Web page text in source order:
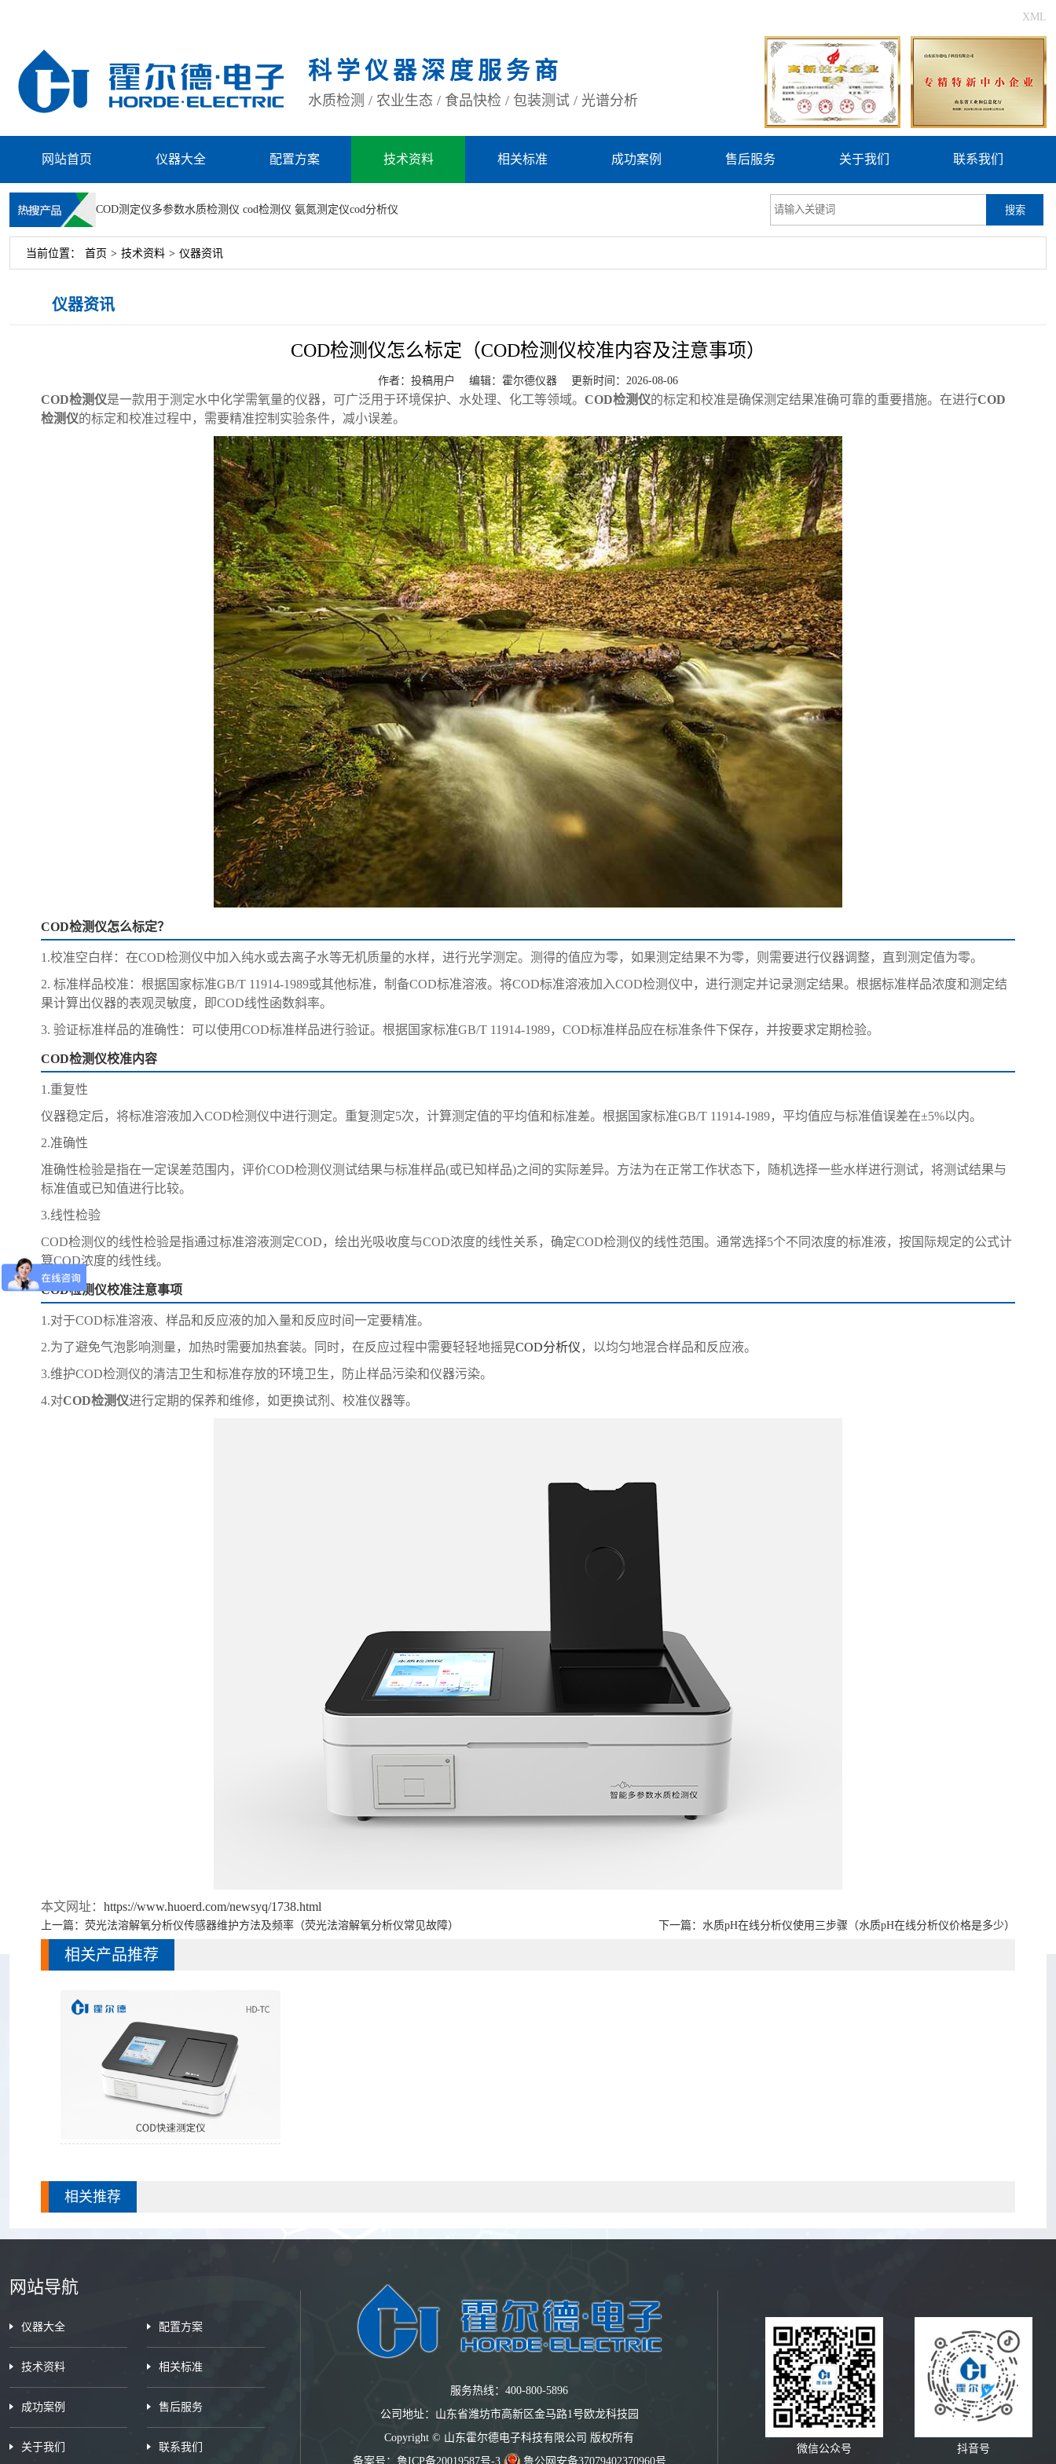
XML
科学仪器深度服务商
水质检测 / 农业生态 / 食品快检 / 包装测试 / 光谱分析
网站首页 仪器大全 配置方案 技术资料 相关标准 成功案例 售后服务 关于我们 联系我们
COD测定仪多参数水质检测仪 cod检测仪 氨氮测定仪cod分析仪 搜索
当前位置： 首页 > 技术资料 > 仪器资讯
仪器资讯
COD检测仪怎么标定（COD检测仪校准内容及注意事项）
作者：投稿用户 编辑： 霍尔德仪器 更新时间：2026-08-06
COD检测仪是一款用于测定水中化学需氧量的仪器，可广泛用于环境保护、水处理、化工等领域。 COD检测仪的标定和校准是确保测定结果准确可靠的重要措施。在进行COD
检测仪的标定和校准过程中，需要精准控制实验条件，减小误差。
COD检测仪怎么标定？
1.校准空白样：在COD检测仪中加入纯水或去离子水等无机质量的水样，进行光学测定。测得的值应为零，如果测定结果不为零，则需要进行仪器调整，直到测定值为零。
2. 标准样品校准：根据国家标准GB/T 11914-1989或其他标准，制备COD标准溶液。将COD标准溶液加入COD检测仪中，进行测定并记录测定结果。根据标准样品浓度和测定结
果计算出仪器的表观灵敏度，即COD线性函数斜率。
3. 验证标准样品的准确性：可以使用COD标准样品进行验证。根据国家标准GB/T 11914-1989，COD标准样品应在标准条件下保存，并按要求定期检验。
COD检测仪校准内容
1.重复性
仪器稳定后，将标准溶液加入COD检测仪中进行测定。重复测定5次，计算测定值的平均值和标准差。根据国家标准GB/T 11914-1989，平均值应与标准值误差在±5%以内。
2.准确性
准确性检验是指在一定误差范围内，评价COD检测仪测试结果与标准样品(或已知样品)之间的实际差异。方法为在正常工作状态下，随机选择一些水样进行测试，将测试结果与
标准值或已知值进行比较。
3.线性检验
COD检测仪的线性检验是指通过标准溶液测定COD，绘出光吸收度与COD浓度的线性关系，确定COD检测仪的线性范围。通常选择5个不同浓度的标准液，按国际规定的公式计
算COD浓度的线性线。
COD检测仪校准注意事项
1.对于COD标准溶液、样品和反应液的加入量和反应时间一定要精准。
2.为了避免气泡影响测量，加热时需要加热套装。同时，在反应过程中需要轻轻地摇晃COD分析仪 ，以均匀地混合样品和反应液。
3.维护COD检测仪的清洁卫生和标准存放的环境卫生，防止样品污染和仪器污染。
4.对COD检测仪进行定期的保养和维修，如更换试剂、校准仪器等。
本文网址： https://www.huoerd.com/newsyq/1738.html
上一篇： 荧光法溶解氧分析仪传感器维护方法及频率（荧光法溶解氧分析仪常见故障） 下一篇： 水质pH在线分析仪使用三步骤（水质pH在线分析仪价格是多少）
相关产品推荐
COD快速测定仪
相关推荐
网站导航
仪器大全 配置方案
技术资料 相关标准
成功案例 售后服务
关于我们 联系我们
服务热线：400-800-5896
公司地址：山东省潍坊市高新区金马路1号欧龙科技园
Copyright © 山东霍尔德电子科技有限公司 版权所有
备案号： 鲁ICP备20019587号-3 鲁公网安备37079402370960号
微信公众号 抖音号